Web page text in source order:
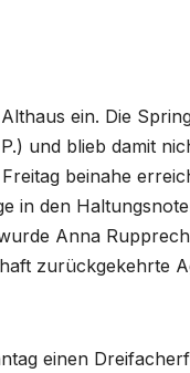
ein. Die
und blieb damit
beinahe
in den
Anna
zurückgekehrte
einen